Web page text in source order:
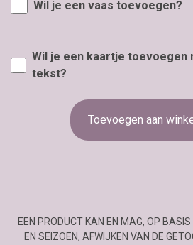
Wil je een vaas toevoegen?
Wil je een kaartje toevoegen
tekst?
Toevoegen aan
EEN PRODUCT KAN EN MAG, OP
EN SEIZOEN, AFWIJKEN VAN DE